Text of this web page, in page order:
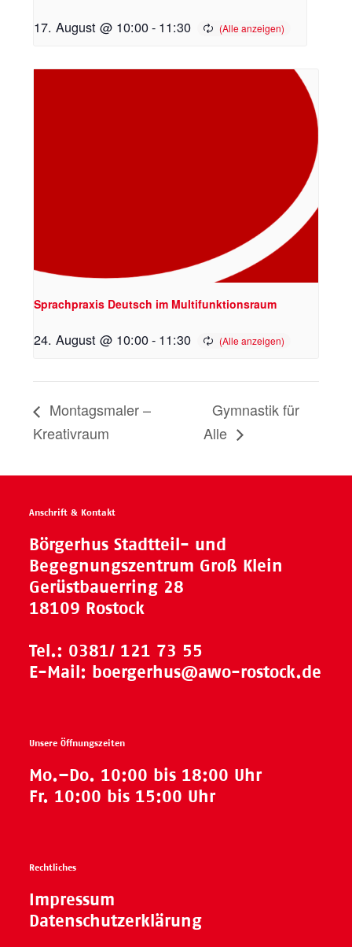
17. August @ 10:00- 11:30
Sprachpraxis Deutsch im Multifunktionsraum
24. August @ 10:00- 11:30
Montagsmaler –
Kreativraum
Gymnastik für
Alle
Anschrift & Kontakt
Börgerhus Stadtteil- und
Begegnungszentrum Groß Klein
Gerüstbauerring 28
18109 Rostock
Tel.: 0381/ 121 73 55
E-Mail: boergerhus@awo-rostock.de
Unsere Öffnungszeiten
Mo.–Do. 10:00 bis 18:00 Uhr
Fr. 10:00 bis 15:00 Uhr
Rechtliches
Impressum
Datenschutzerklärung